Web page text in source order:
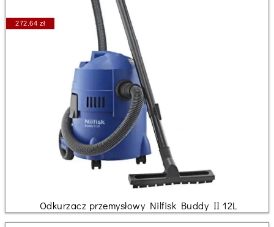
272.64 zł
Odkurzacz przemysłowy Nilfisk Buddy II 12L